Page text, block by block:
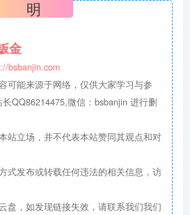
明
金
bsbanjin.com
可能来源于网络，仅供大家学习与参
QQ86214475,微信：bsbanjin 进行删
站立场，并不代表本站赞同其观点和对
式发布或转载任何违法的相关信息，访
盘，如发现链接失效，请联系我们我们